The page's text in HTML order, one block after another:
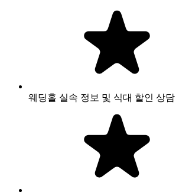
웨딩홀 실속 정보 및 식대 할인 상담